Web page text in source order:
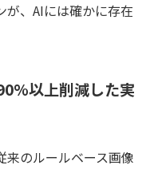
が、AIには確かに存在
以上削減した実
来のルールベース画像